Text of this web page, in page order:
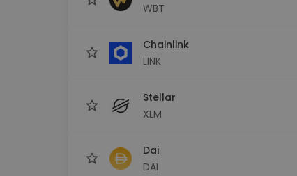
WBT
Chainlink
LINK
Stellar
XLM
Dai
DAI